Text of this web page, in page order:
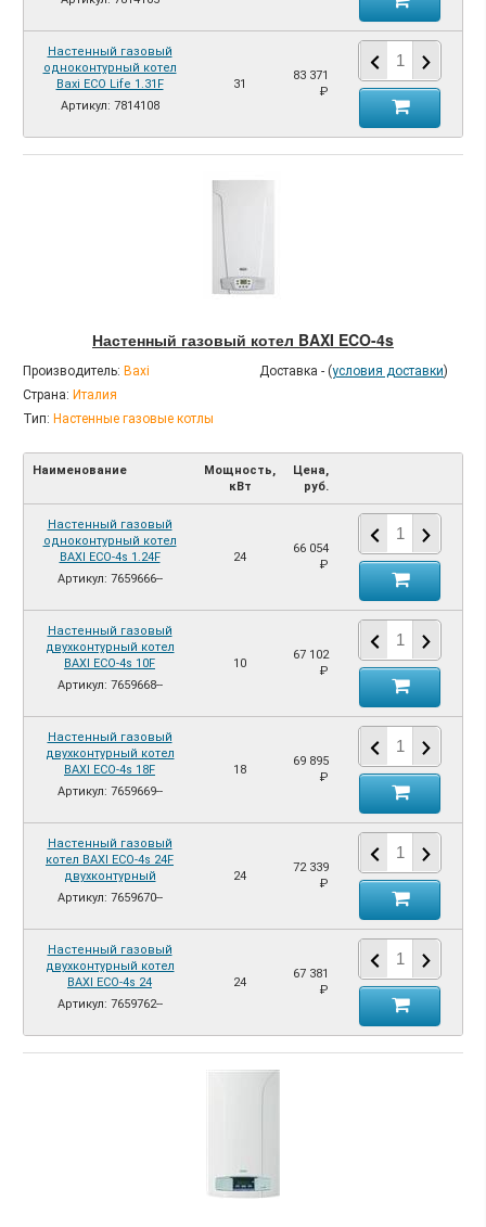
Настенный газовый
одноконтурный котел
Baxi ECO Life 1.31F
Артикул: 7814108
31
83 371
₽
Настенный газовый котел BAXI ECO-4s
Производитель: Baxi
Страна: Италия
Тип: Настенные газовые котлы
Доставка - (условия доставки)
Наименование
Мощность,
кВт
Цена,
руб.
Настенный газовый
одноконтурный котел
BAXI ECO-4s 1.24F
Артикул: 7659666--
24
66 054
₽
Настенный газовый
двухконтурный котел
BAXI ECO-4s 10F
Артикул: 7659668--
10
67 102
₽
Настенный газовый
двухконтурный котел
BAXI ECO-4s 18F
Артикул: 7659669--
18
69 895
₽
Настенный газовый
котел BAXI ECO-4s 24F
двухконтурный
Артикул: 7659670--
24
72 339
₽
Настенный газовый
двухконтурный котел
BAXI ECO-4s 24
Артикул: 7659762--
24
67 381
₽